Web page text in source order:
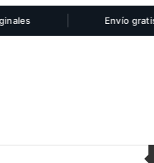
Envío gratis por